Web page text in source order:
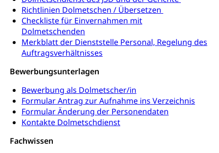
Richtlinien Dolmetschen / Übersetzen
Checkliste für Einvernahmen mit
Dolmetschenden
Merkblatt der Dienststelle Personal, Regelung des
Auftragsverhältnisses
Bewerbungsunterlagen
Bewerbung als Dolmetscher/in
Formular Antrag zur Aufnahme ins Verzeichnis
Formular Änderung der Personendaten
Kontakte Dolmetschdienst
Fachwissen
Tabakprävention, Primärprävention,
Sekundärprävention, Tertiärprävention
Darmkrebsvorsorge
Kantonales Tabakpräventionsprogramm
Gesundheitsförderung
Prävention (Polizei)
Suchtprävention
Gesundheitsversorgung
Soziale Sicherheit
Sozialversicherungen, Sozialpolitik,
Arbeitslosenversicherung,
Mutterschaftsversicherung, Krankenversicherung,
Unfallversicherung, Invalidenversicherung,
Sozialhilfe
Kranken- und Unfallversicherung
(gruezi.lu.ch)
Krankenversicherung (WAS Luzern)
Sucht und Drogen
Medikamentenabhängigkeit,